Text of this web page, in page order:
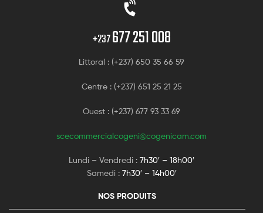
+237677 251 008
Littoral : (+237) 650 35 66 59
Centre : (+237) 651 25 21 25
Ouest : (+237) 677 93 33 69
scecommercialcogeni@cogenicam.com
Lundi – Vendredi : 7h30′ – 18h00′
Samedi : 7h30′ – 14h00′
NOS PRODUITS